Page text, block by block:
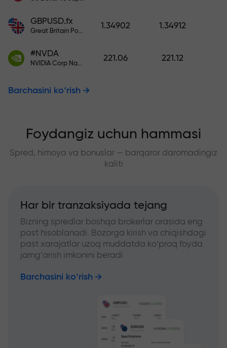
GBPUSD.fx
Great Britain Pound vs US Dollar
1.34902 1.34912
#NVDA
NVIDIA Corp Nasdaq Stock Exchange (Nasdaq) USD
221.06 221.12
Barchasini ko‘rish
Foydangiz uchun hammasi
Spred, himoya va bonuslar — barqaror daromadingiz
kaliti
Har bir tranzaksiyada tejang
Bizning spredlar boshqa brokerlar orasida eng
past hisoblanadi. Bozorga kirish va chiqishdagi
past xarajatlar uzoq muddatda ko‘proq foyda
jamg‘arish imkonini beradi
Barchasini ko‘rish